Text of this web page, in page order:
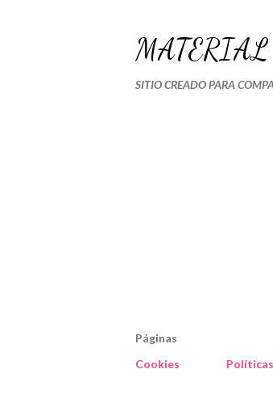
SITIO CREADO PARA
Páginas
Cookies